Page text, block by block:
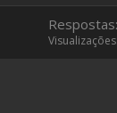
Respostas
Visualizações